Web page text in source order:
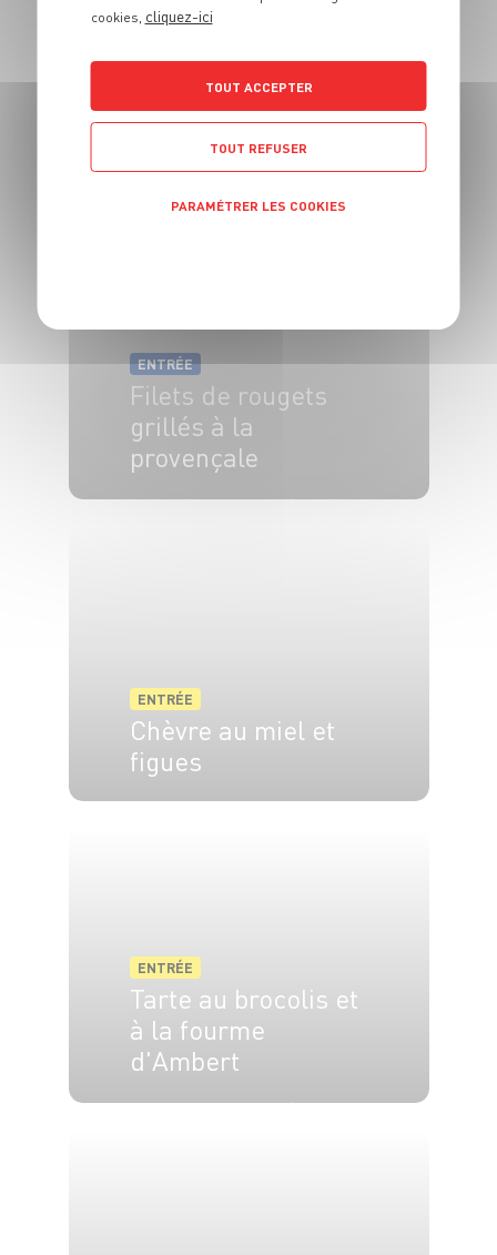
ENTRÉE
Coffee mand’atine
4 pers. 40 min 15 min
ENTRÉE
Filets de rougets
grillés à la
provençale
ENTRÉE
Chèvre au miel et
figues
ENTRÉE
Tarte au brocolis et
à la fourme
d'Ambert
cookies, cliquez-ici
TOUT ACCEPTER
TOUT REFUSER
PARAMÉTRER LES COOKIES